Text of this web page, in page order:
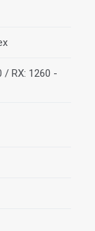
/ RX: 1260 -